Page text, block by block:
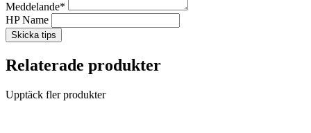
Meddelande*
HP Name
Skicka tips
Relaterade produkter
Upptäck fler produkter